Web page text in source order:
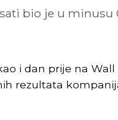
bio je u
i dan prije na Wall
rezultata